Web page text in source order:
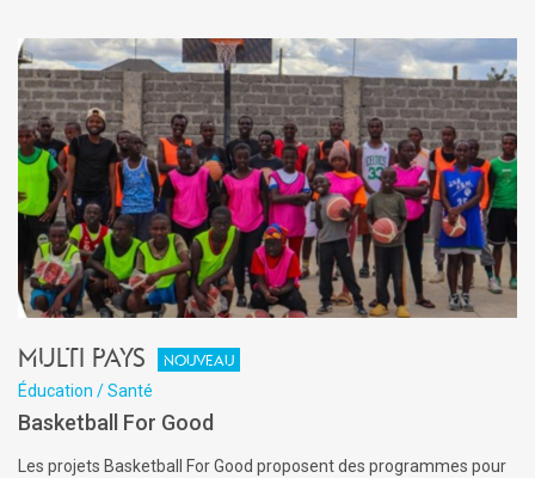
Multi pays Nouveau
Éducation / Santé
Basketball For Good
Les projets Basketball For Good proposent des programmes pour